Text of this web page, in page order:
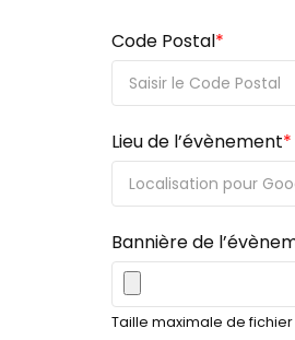
Code Postal*
Lieu de l’évènement*
Bannière de
Taille maximale de fichier